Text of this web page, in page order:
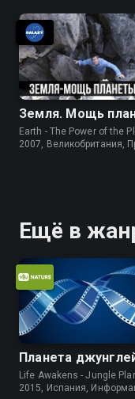
Земля. Мощь
Earth - The Power of the
2007, Великобритания,
Ещё в
Планета
Life Awakens - Jungle
2015, Испания,